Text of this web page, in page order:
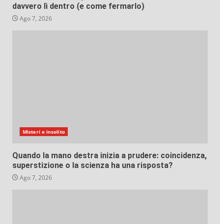
davvero lì dentro (e come fermarlo)
Ago 7, 2026
Misteri e insolito
Quando la mano destra inizia a prudere: coincidenza,
superstizione o la scienza ha una risposta?
Ago 7, 2026